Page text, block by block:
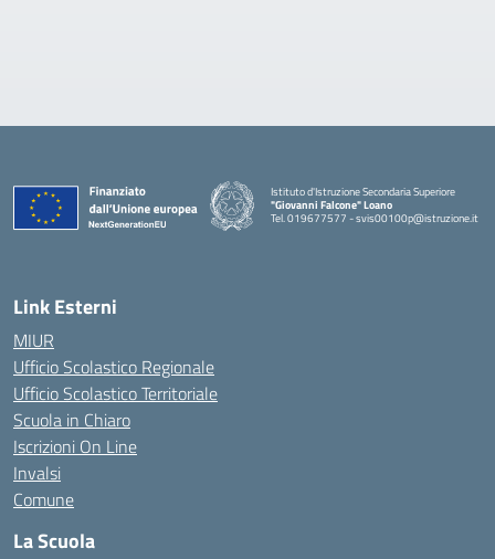
Istituto d'Istruzione Secondaria Superiore
"Giovanni Falcone" Loano
Tel. 019677577 - svis00100p@istruzione.it
Link Esterni
MIUR
Ufficio Scolastico Regionale
Ufficio Scolastico Territoriale
Scuola in Chiaro
Iscrizioni On Line
Invalsi
Comune
La Scuola